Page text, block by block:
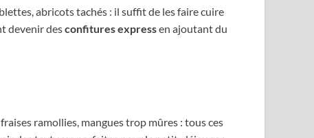
abricots tachés : il suffit de les faire cuire
devenir desconfitures expressen ajoutant du
ramollies, mangues trop mûres : tous ces